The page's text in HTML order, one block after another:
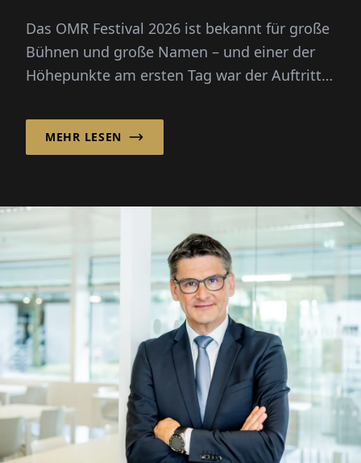
Klartext
Das OMR Festival 2026 ist bekannt für große
Bühnen und große Namen – und einer der
Höhepunkte am ersten Tag war der Auftritt
MEHR LESEN